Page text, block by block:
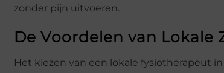
zonder pijn uitvoeren.
De Voordelen van Lokale
Het kiezen van een lokale fysiotherapeut